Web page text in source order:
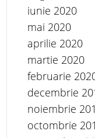
iunie 2020
mai 2020
aprilie 2020
martie 2020
februarie
decembrie
noiembrie
octombrie